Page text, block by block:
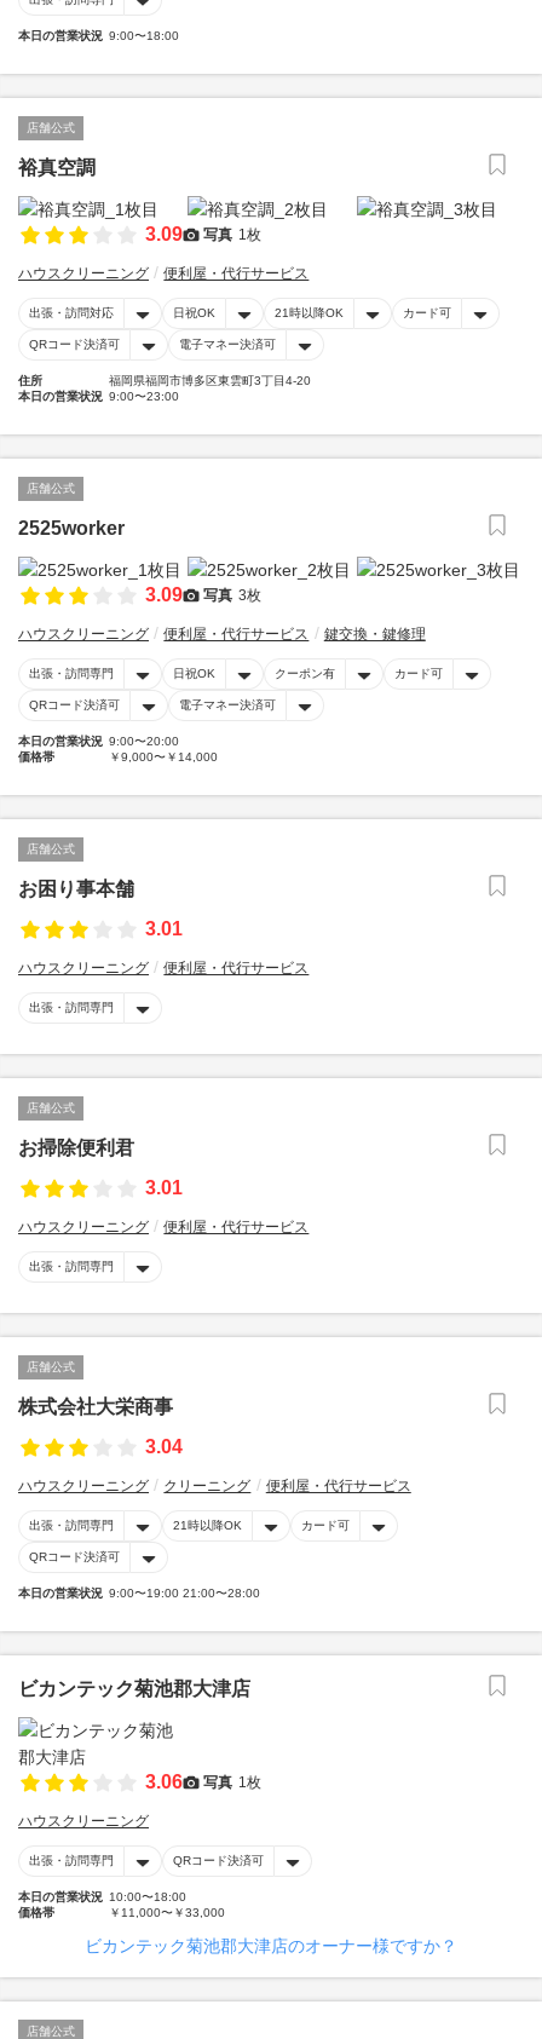
本日の営業状況 9:00〜18:00
店舗公式
裕真空調
3.09 写真 1枚
ハウスクリーニング 便利屋・代行サービス
出張・訪問対応 日祝OK 21時以降OK カード可
QRコード決済可 電子マネー決済可
住所
福岡県福岡市博多区東雲町3丁目4-20
本日の営業状況 9:00〜23:00
店舗公式
2525worker
3.09 写真 3枚
ハウスクリーニング 便利屋・代行サービス 鍵交換・鍵修理
出張・訪問専門 日祝OK クーポン有 カード可
QRコード決済可 電子マネー決済可
本日の営業状況 9:00〜20:00
価格帯
￥9,000〜￥14,000
店舗公式
お困り事本舗
3.01
ハウスクリーニング 便利屋・代行サービス
出張・訪問専門
店舗公式
お掃除便利君
3.01
ハウスクリーニング 便利屋・代行サービス
出張・訪問専門
店舗公式
株式会社大栄商事
3.04
ハウスクリーニング クリーニング 便利屋・代行サービス
出張・訪問専門 21時以降OK カード可
QRコード決済可
本日の営業状況 9:00〜19:00 21:00〜28:00
ビカンテック菊池郡大津店
3.06 写真 1枚
ハウスクリーニング
出張・訪問専門 QRコード決済可
本日の営業状況 10:00〜18:00
価格帯
￥11,000〜￥33,000
ビカンテック菊池郡大津店のオーナー様ですか？
店舗公式